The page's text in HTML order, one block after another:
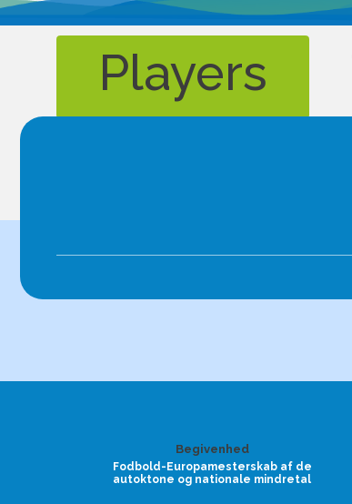
Players
Begivenhed
Fodbold-Europamesterskab af de
autoktone og nationale mindretal